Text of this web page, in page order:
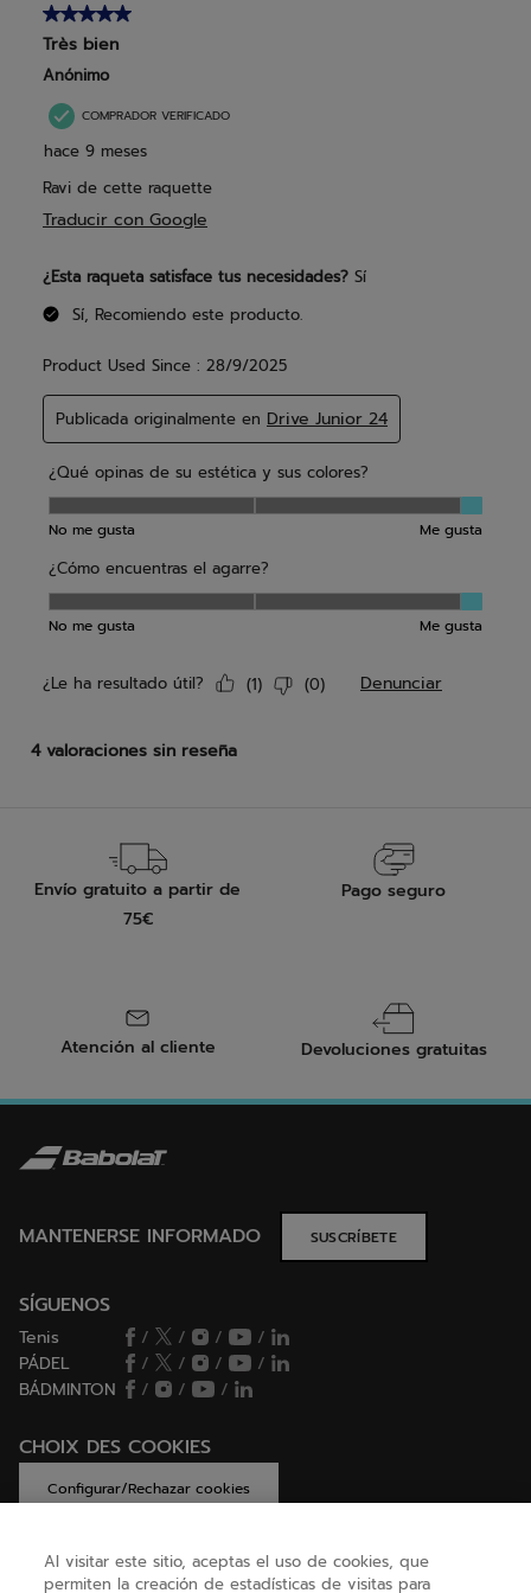
Envío gratuito a partir de
75€
Pago seguro
Atención al cliente Devoluciones gratuitas
MANTENERSE INFORMADO SUSCRÍBETE
SÍGUENOS
Tenis / / /
/
PÁDEL
/ / /
/
BÁDMINTON
/ / /
CHOIX DES COOKIES
Configurar/Rechazar cookies
Al visitar este sitio, aceptas el uso de cookies, que
permiten la creación de estadísticas de visitas para